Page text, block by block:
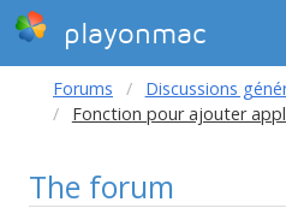
playonmac
Forums
Discussions
Fonction pour ajouter
The forum